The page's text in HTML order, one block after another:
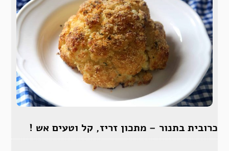
כרובית בתנור – מתכון זריז, קל וטעים אש !